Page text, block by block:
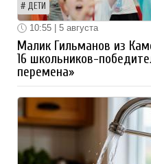
ДЕТИ
10:55 | 5 августа
Малик Гильманов из
16 школьников-
перемена»